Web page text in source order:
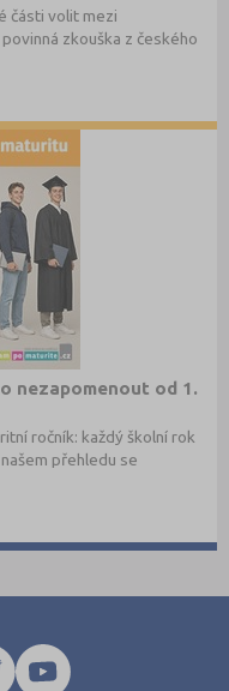
části volit mezi
zkouška z českého
nezapomenout od 1.
ročník: každý školní rok
přehledu se